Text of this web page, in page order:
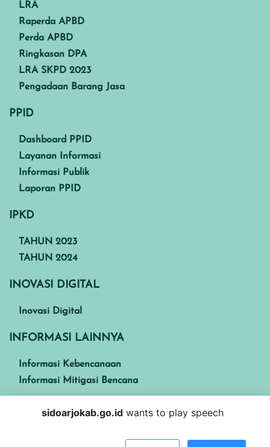
LRA
Raperda APBD
Perda APBD
Ringkasan DPA
LRA SKPD 2023
Pengadaan Barang Jasa
PPID
Dashboard PPID
Layanan Informasi
Informasi Publik
Laporan PPID
IPKD
TAHUN 2023
TAHUN 2024
INOVASI DIGITAL
Inovasi Digital
INFORMASI LAINNYA
Informasi Kebencanaan
Informasi Mitigasi Bencana
Kabupaten Sidoarjo
sidoarjokab.go.id wants to play speech